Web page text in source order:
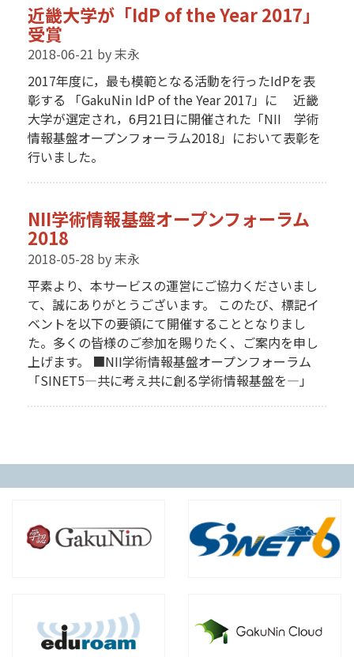
近畿大学が「IdP of the Year 2017」
受賞
2018-06-21 by 末永
2017年度に，最も模範となる活動を行ったIdPを表
彰する 「GakuNin IdP of the Year 2017」に 近畿
大学が選定され，6月21日に開催された「NII 学術
情報基盤オープンフォーラム2018」において表彰を
行いました。
NII学術情報基盤オープンフォーラム
2018
2018-05-28 by 末永
平素より、本サービスの運営にご協力くださいまし
て、誠にありがとうございます。 このたび、標記イ
ベントを以下の要領にて開催することとなりまし
た。多くの皆様のご参加を賜りたく、ご案内を申し
上げます。 ■NII学術情報基盤オープンフォーラム
「SINET5―共に考え共に創る学術情報基盤を―」